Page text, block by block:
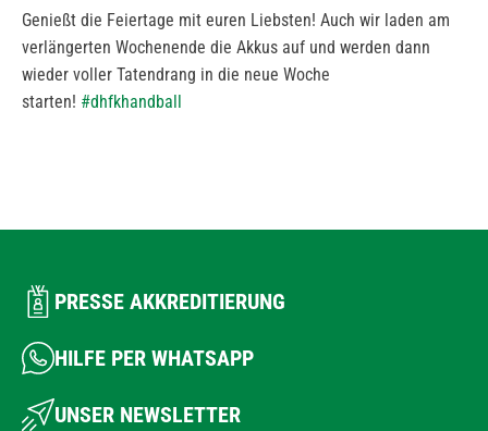
Genießt die Feiertage mit euren Liebsten! Auch wir laden am
verlängerten Wochenende die Akkus auf und werden dann
wieder voller Tatendrang in die neue Woche
starten! #dhfkhandball
PRESSE AKKREDITIERUNG
HILFE PER WHATSAPP
UNSER NEWSLETTER